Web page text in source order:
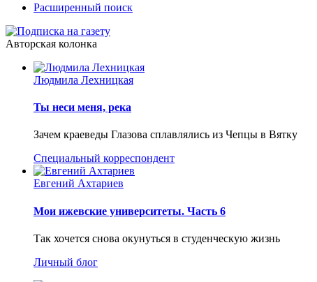
Расширенный поиск
Авторская колонка
Людмила Лехницкая
Ты неси меня, река
Зачем краеведы Глазова сплавлялись из Чепцы в Вятку
Специальный корреспондент
Евгений Ахтариев
Мои ижевские университеты. Часть 6
Так хочется снова окунуться в студенческую жизнь
Личный блог